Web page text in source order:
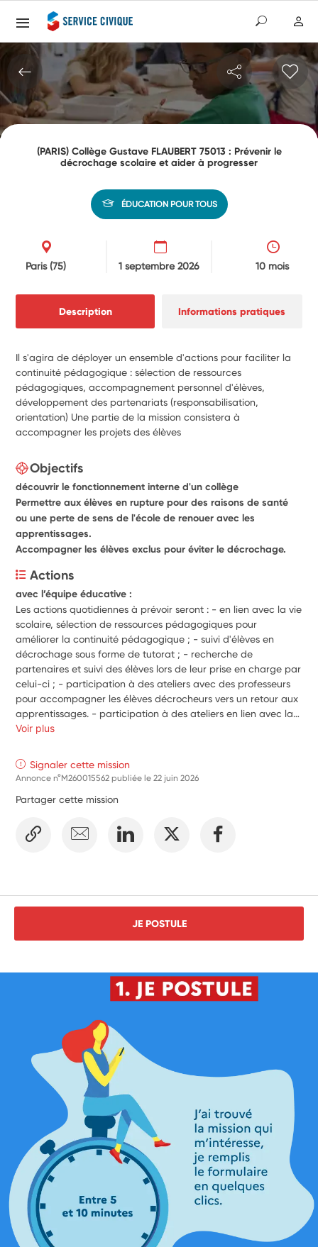
(PARIS) Collège Gustave FLAUBERT 75013 : Prévenir le
décrochage scolaire et aider à progresser
ÉDUCATION POUR TOUS
Paris(75) 1 septembre 2026 10 mois
Description Informations pratiques
Il s'agira de déployer un ensemble d'actions pour faciliter la
continuité pédagogique : sélection de ressources
pédagogiques, accompagnement personnel d'élèves,
développement des partenariats (responsabilisation,
orientation) Une partie de la mission consistera à
accompagner les projets des élèves
Objectifs
découvrir le fonctionnement interne d'un collège
Permettre aux élèves en rupture pour des raisons de santé
ou une perte de sens de l'école de renouer avec les
apprentissages.
Accompagner les élèves exclus pour éviter le décrochage.
Actions
Les actions quotidiennes à prévoir seront : - en lien avec la vie
scolaire, sélection de ressources pédagogiques pour
améliorer la continuité pédagogique ; - suivi d'élèves en
décrochage sous forme de tutorat ; - recherche de
partenaires et suivi des élèves lors de leur prise en charge par
celui-ci ; - participation à des ateliers avec des professeurs
pour accompagner les élèves décrocheurs vers un retour aux
apprentissages. - participation à des ateliers en lien avec la
citoyenneté (atelier laïcité, projets autour de la mémoire) -
(co-animation des rencontres avec la CPE, suivi des projets,
aide au montage de dossiers de financement, lien avec le
Voir plus
Signaler cette mission
Annonce n°M260015562 publiée le22 juin 2026
Partager cette mission
JE POSTULE